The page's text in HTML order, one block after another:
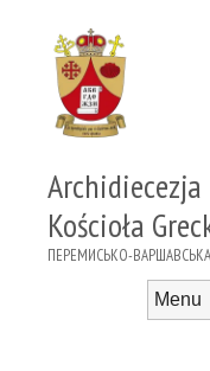
Archidiecezja
Kościoła
ПЕРЕМИСЬКО-ВАРШАВСЬКА